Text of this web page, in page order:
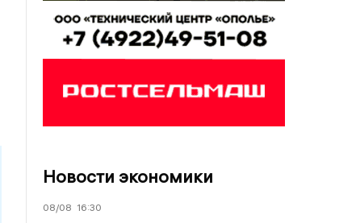
Новости экономики
08/08 16:30